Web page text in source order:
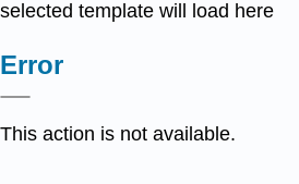
selected template will load here
Error
This action is not available.